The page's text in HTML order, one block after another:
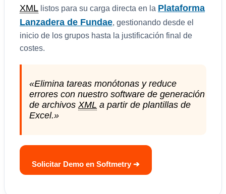
XML listos para su carga directa en la Plataforma
Lanzadera de Fundae, gestionando desde el
inicio de los grupos hasta la justificación final de
costes.
«Elimina tareas monótonas y reduce
errores con nuestro software de generación
de archivos XML a partir de plantillas de
Excel.»
Solicitar Demo en Softmetry ➔